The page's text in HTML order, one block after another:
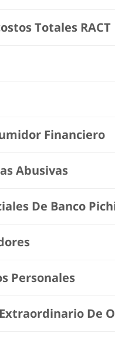
Totales RACT
Financiero
Abusivas
De Banco
Personales
De